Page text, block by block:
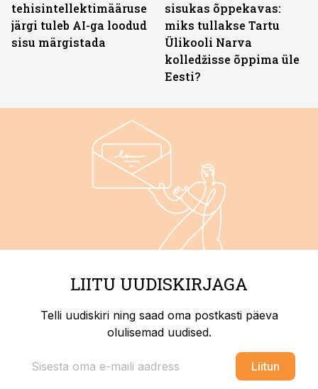
tehisintellektimääruse
järgi tuleb AI-ga loodud
sisu märgistada
sisukas õppekavas:
miks tullakse Tartu
Ülikooli Narva
kolledžisse õppima üle
Eesti?
LIITU UUDISKIRJAGA
Telli uudiskiri ning saad oma postkasti päeva
olulisemad uudised.
Liitun